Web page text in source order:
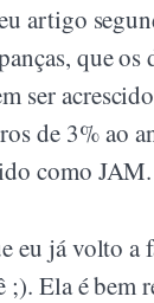
artigo
que os
ser
de 3% ao
como JAM.
eu já volto a
;). Ela é bem